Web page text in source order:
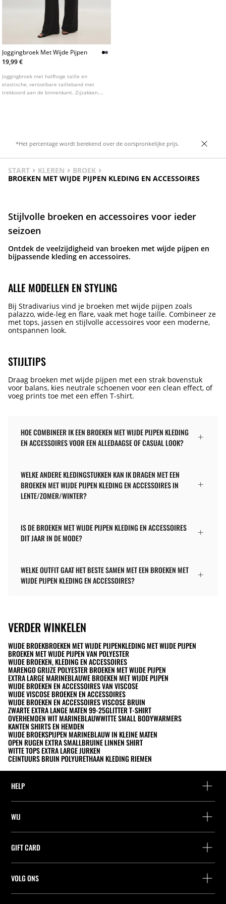
Joggingbroek Met Wijde Pijpen
19,99 €
Joggingbroek met halfhoge taille en
elastische, verstelbare tailleband met
trekkoord aan de binnenkant. Zijzakken.
*Het percentage wordt berekend over de oorspronkelijke prijs.
START KLEREN
BROEK
BROEKEN MET WIJDE PIJPEN KLEDING EN ACCESSOIRES
Stijlvolle broeken en accessoires voor ieder
seizoen
Ontdek de veelzijdigheid van broeken met wijde pijpen en
bijpassende kleding en accessoires.
ALLE MODELLEN EN STYLING
Bij Stradivarius vind je broeken met wijde pijpen zoals
palazzo, wide-leg en flare, vaak met hoge taille. Combineer ze
met tops, jassen en stijlvolle accessoires voor een moderne,
ontspannen look.
STIJLTIPS
Draag broeken met wijde pijpen met een strak bovenstuk
voor balans, kies neutrale schoenen voor een clean effect, of
voeg prints toe met een effen T-shirt.
HOE COMBINEER IK EEN BROEKEN MET WIJDE PIJPEN KLEDING
EN ACCESSOIRES VOOR EEN ALLEDAAGSE OF CASUAL LOOK?
WELKE ANDERE KLEDINGSTUKKEN KAN IK DRAGEN MET EEN
BROEKEN MET WIJDE PIJPEN KLEDING EN ACCESSOIRES IN
LENTE/ZOMER/WINTER?
IS DE BROEKEN MET WIJDE PIJPEN KLEDING EN ACCESSOIRES
DIT JAAR IN DE MODE?
WELKE OUTFIT GAAT HET BESTE SAMEN MET EEN BROEKEN MET
WIJDE PIJPEN KLEDING EN ACCESSOIRES?
VERDER WINKELEN
WIJDE BROEKBROEKEN MET WIJDE PIJPENKLEDING MET WIJDE PIJPEN
BROEKEN MET WIJDE PIJPEN VAN POLYESTER
WIJDE BROEKEN, KLEDING EN ACCESSOIRES
MARENGO GRIJZE POLYESTER BROEKEN MET WIJDE PIJPEN
EXTRA LARGE MARINEBLAUWE BROEKEN MET WIJDE PIJPEN
WIJDE BROEKEN EN ACCESSOIRES VAN VISCOSE
WIJDE VISCOSE BROEKEN EN ACCESSOIRES
WIJDE BROEKEN EN ACCESSOIRES VISCOSE BRUIN
ZWARTE EXTRA LANGE MATEN 99-25GLITTER T-SHIRT
OVERHEMDEN WIT MARINEBLAUWWITTE SMALL BODYWARMERS
KANTEN SHIRTS EN HEMDEN
WIJDE BROEKSPIJPEN MARINEBLAUW IN KLEINE MATEN
OPEN RUGEN EXTRA SMALLBRUINE LINNEN SHIRT
WITTE TOPS EXTRA LARGE JURKEN
CEINTUURS BRUIN POLYURETHAAN KLEDING RIEMEN
HELP
Leveringspunt zoeken
Retournering als gast
Leveringspunt zoeken
WIJ
Zoek een winkel
Werk bij Stradivarius
GIFT CARD
Saldo Opvragen
VOLG ONS